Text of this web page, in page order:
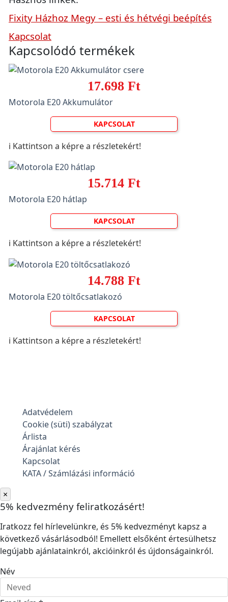
Fixity Házhoz Megy – esti és hétvégi beépítés
Kapcsolat
Kapcsolódó termékek
17.698 Ft
Motorola E20 Akkumulátor
KAPCSOLAT
ℹ️ Kattintson a képre a részletekért!
15.714 Ft
Motorola E20 hátlap
KAPCSOLAT
ℹ️ Kattintson a képre a részletekért!
14.788 Ft
Motorola E20 töltőcsatlakozó
KAPCSOLAT
ℹ️ Kattintson a képre a részletekért!
Adatvédelem
Cookie (süti) szabályzat
Árlista
Árajánlat kérés
Kapcsolat
KATA / Számlázási információ
×
5% kedvezmény feliratkozásért!
Iratkozz fel hírlevelünkre, és 5% kedvezményt kapsz a
következő vásárlásodból! Emellett elsőként értesülhetsz
legújabb ajánlatainkról, akcióinkról és újdonságainkról.
Név